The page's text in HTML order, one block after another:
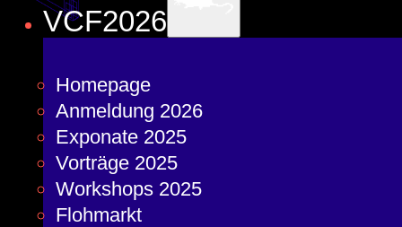
VCF2026
Homepage
Anmeldung 2026
Exponate 2025
Vorträge 2025
Workshops 2025
Flohmarkt